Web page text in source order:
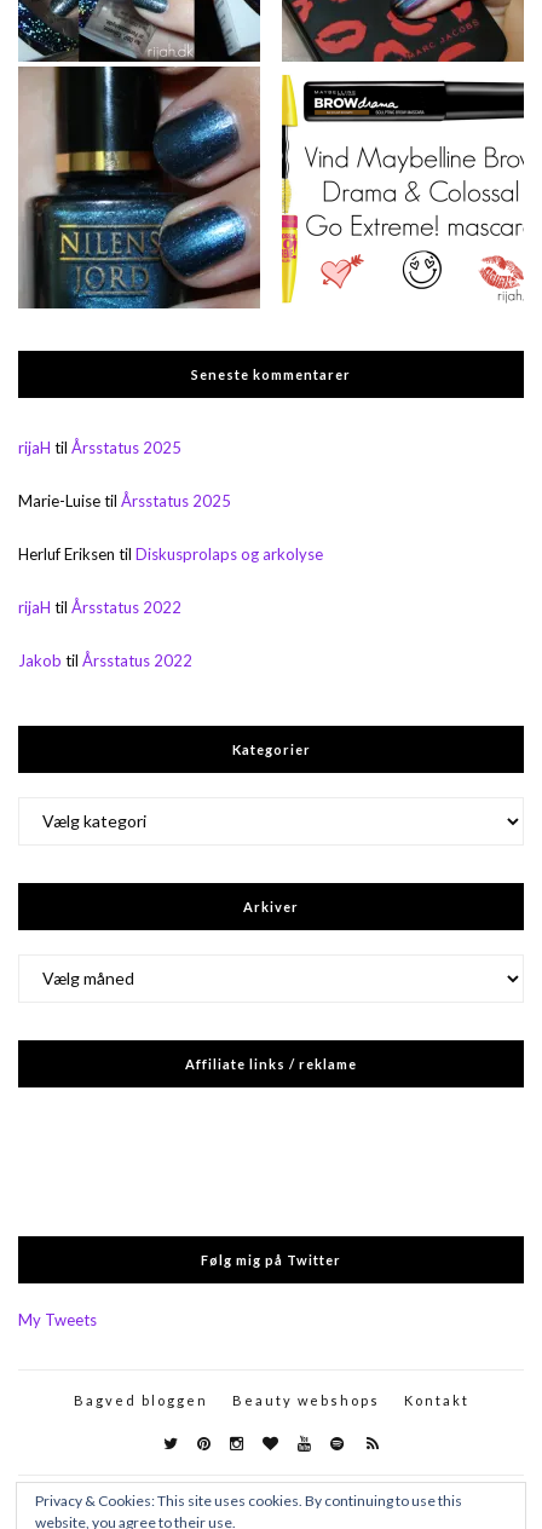
Seneste kommentarer
rijaH til Årsstatus 2025
Marie-Luisetil Årsstatus 2025
Herluf Eriksen til Diskusprolaps og arkolyse
rijaH til Årsstatus 2022
Jakob til Årsstatus 2022
Kategorier
Arkiver
Affiliate links / reklame
Følg mig på Twitter
My Tweets
Bagved bloggen Beauty webshops Kontakt
Privacy & Cookies: This site uses cookies. By continuing to use this
website, you agree to their use.